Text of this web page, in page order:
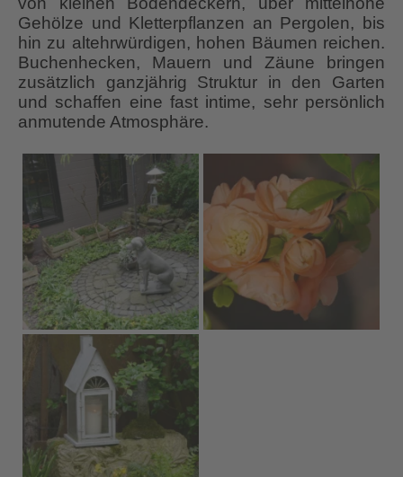
Gehölze und Kletterpflanzen an Pergolen, bis
hin zu altehrwürdigen, hohen Bäumen reichen.
Buchenhecken, Mauern und Zäune bringen
zusätzlich ganzjährig Struktur in den Garten
und schaffen eine fast intime, sehr persönlich
anmutende Atmosphäre.